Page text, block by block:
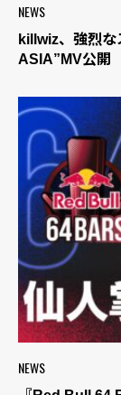
NEWS
killwiz、強烈な
ASIA”MV公開
NEWS